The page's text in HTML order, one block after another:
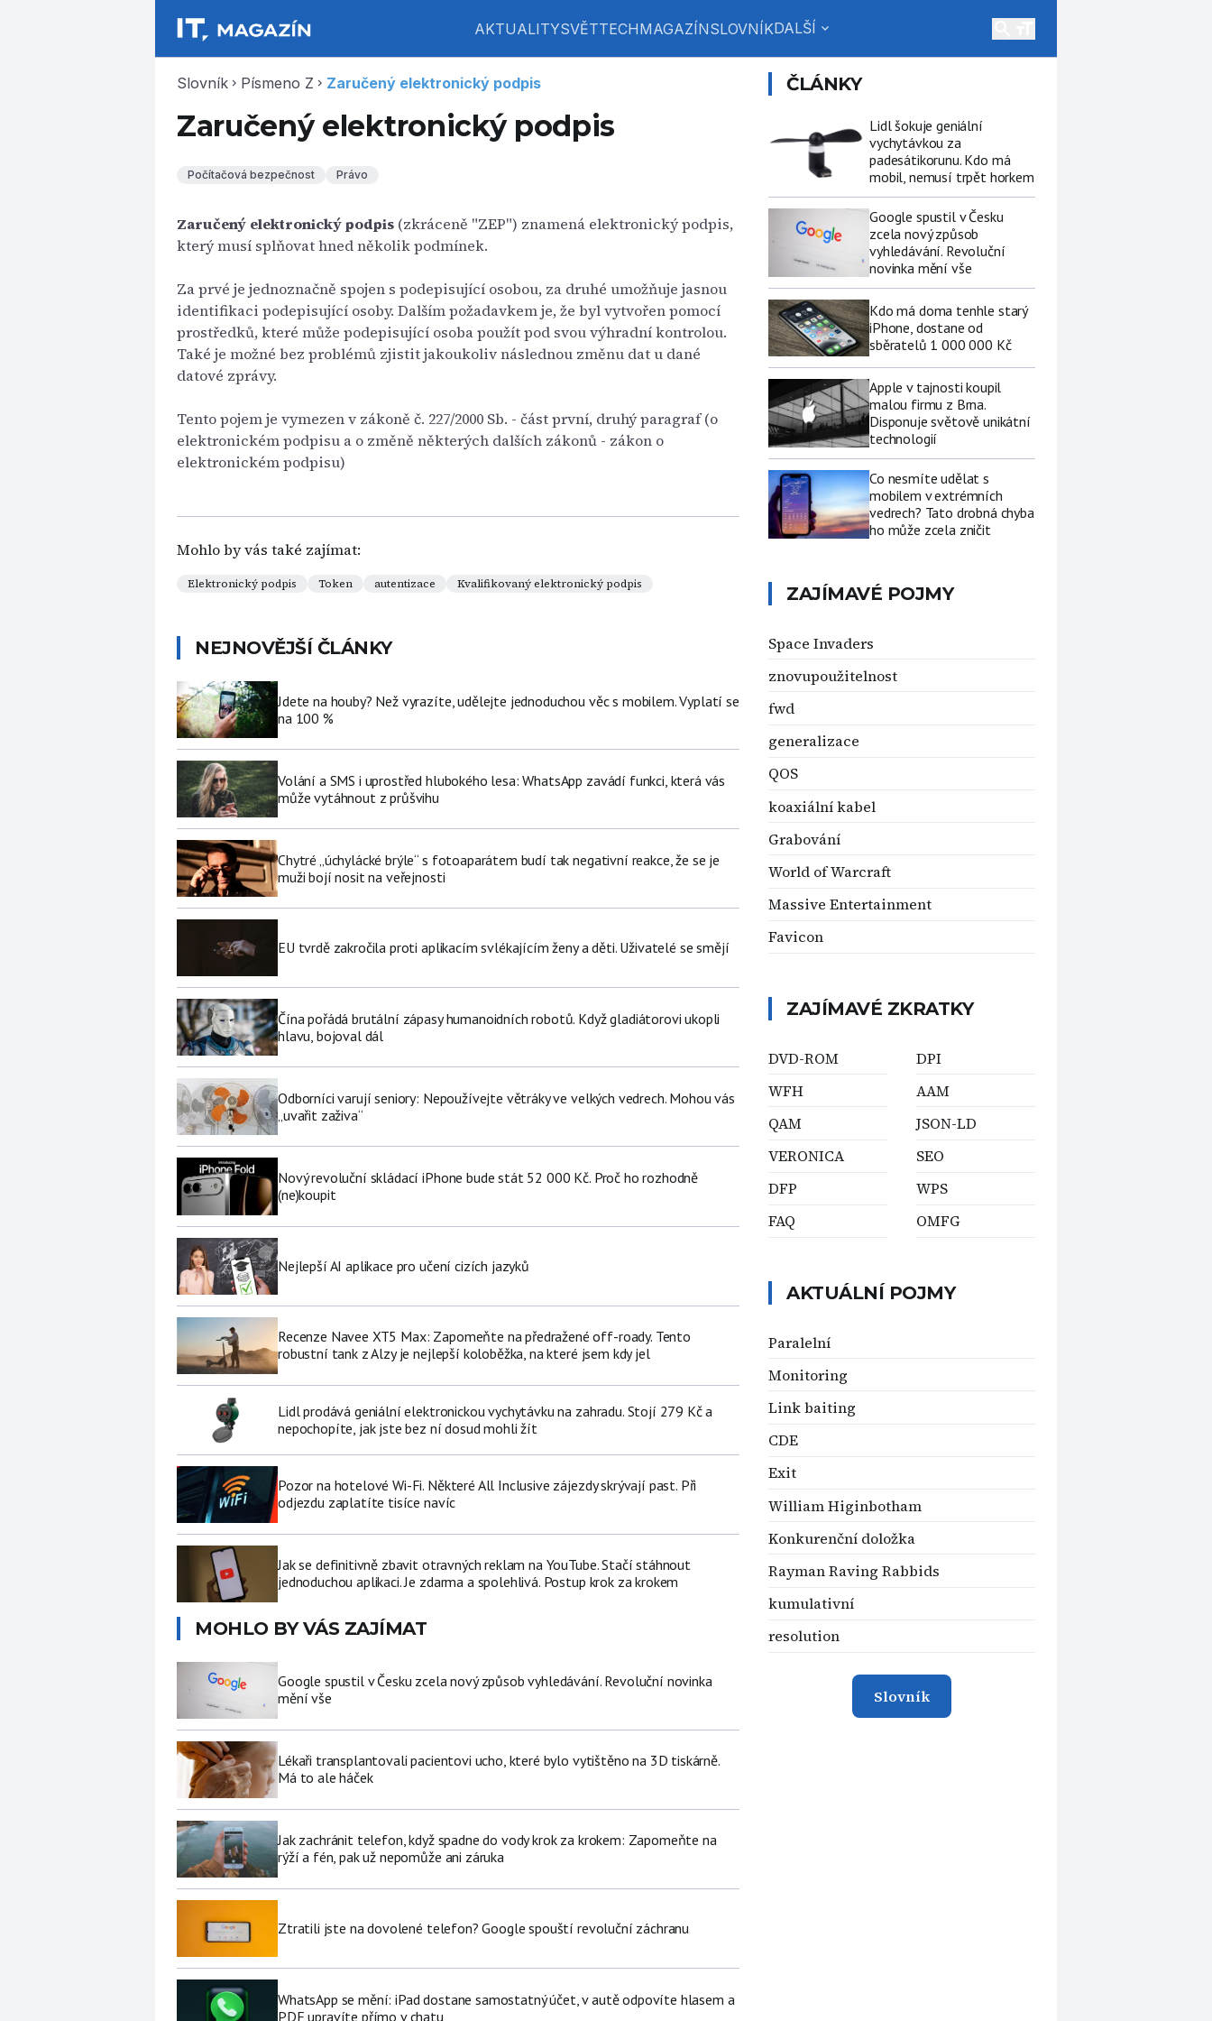
AKTUALITYSVĚTTECHMAGAZÍNSLOVNÍKDALŠÍ expand_more
Slovník chevron_right Písmeno Z chevron_right Zaručený elektronický podpis
Zaručený elektronický podpis
Počítačová bezpečnost Právo
Zaručený elektronický podpis (zkráceně "ZEP") znamená elektronický podpis,
který musí splňovat hned několik podmínek.
Za prvé je jednoznačně spojen s podepisující osobou, za druhé umožňuje jasnou
identifikaci podepisující osoby. Dalším požadavkem je, že byl vytvořen pomocí
prostředků, které může podepisující osoba použít pod svou výhradní kontrolou.
Také je možné bez problémů zjistit jakoukoliv následnou změnu dat u dané
datové zprávy.
Tento pojem je vymezen v zákoně č. 227/2000 Sb. - část první, druhý paragraf (o
elektronickém podpisu a o změně některých dalších zákonů - zákon o
elektronickém podpisu)
Mohlo by vás také zajímat:
Elektronický podpis Token autentizace Kvalifikovaný elektronický podpis
NEJNOVĚJŠÍ ČLÁNKY
Jdete na houby? Než vyrazíte, udělejte jednoduchou věc s mobilem. Vyplatí se
na 100 %
Volání a SMS i uprostřed hlubokého lesa: WhatsApp zavádí funkci, která vás
může vytáhnout z průšvihu
Chytré „úchylácké brýle“ s fotoaparátem budí tak negativní reakce, že se je
muži bojí nosit na veřejnosti
EU tvrdě zakročila proti aplikacím svlékajícím ženy a děti. Uživatelé se smějí
Čína pořádá brutální zápasy humanoidních robotů. Když gladiátorovi ukopli
hlavu, bojoval dál
Odborníci varují seniory: Nepoužívejte větráky ve velkých vedrech. Mohou vás
„uvařit zaživa“
Nový revoluční skládací iPhone bude stát 52 000 Kč. Proč ho rozhodně
(ne)koupit
Nejlepší AI aplikace pro učení cizích jazyků
Recenze Navee XT5 Max: Zapomeňte na předražené off-roady. Tento
robustní tank z Alzy je nejlepší koloběžka, na které jsem kdy jel
Lidl prodává geniální elektronickou vychytávku na zahradu. Stojí 279 Kč a
nepochopíte, jak jste bez ní dosud mohli žít
Pozor na hotelové Wi-Fi. Některé All Inclusive zájezdy skrývají past. Při
odjezdu zaplatíte tisíce navíc
Jak se definitivně zbavit otravných reklam na YouTube. Stačí stáhnout
jednoduchou aplikaci. Je zdarma a spolehlivá. Postup krok za krokem
MOHLO BY VÁS ZAJÍMAT
Google spustil v Česku zcela nový způsob vyhledávání. Revoluční novinka
mění vše
Lékaři transplantovali pacientovi ucho, které bylo vytištěno na 3D tiskárně.
Má to ale háček
Jak zachránit telefon, když spadne do vody krok za krokem: Zapomeňte na
rýží a fén, pak už nepomůže ani záruka
Ztratili jste na dovolené telefon? Google spouští revoluční záchranu
WhatsApp se mění: iPad dostane samostatný účet, v autě odpovíte hlasem a
PDF upravíte přímo v chatu
ČLÁNKY
Lidl šokuje geniální
vychytávkou za
padesátikorunu. Kdo má
mobil, nemusí trpět horkem
Google spustil v Česku
zcela nový způsob
vyhledávání. Revoluční
novinka mění vše
Kdo má doma tenhle starý
iPhone, dostane od
sběratelů 1 000 000 Kč
Apple v tajnosti koupil
malou firmu z Brna.
Disponuje světově unikátní
technologií
Co nesmíte udělat s
mobilem v extrémních
vedrech? Tato drobná chyba
ho může zcela zničit
ZAJÍMAVÉ POJMY
Space Invaders
znovupoužitelnost
fwd
generalizace
QOS
koaxiální kabel
Grabování
World of Warcraft
Massive Entertainment
Favicon
ZAJÍMAVÉ ZKRATKY
DVD-ROM
WFH
QAM
VERONICA
DFP
FAQ
DPI
AAM
JSON-LD
SEO
WPS
OMFG
AKTUÁLNÍ POJMY
Paralelní
Monitoring
Link baiting
CDE
Exit
William Higinbotham
Konkurenční doložka
Rayman Raving Rabbids
kumulativní
resolution
Slovník